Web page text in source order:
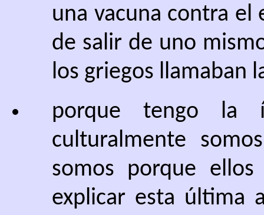
una vacuna contra el
de salir de uno
los griegos llamaban
porque tengo la
culturalmente
somos porque
explicar esta última